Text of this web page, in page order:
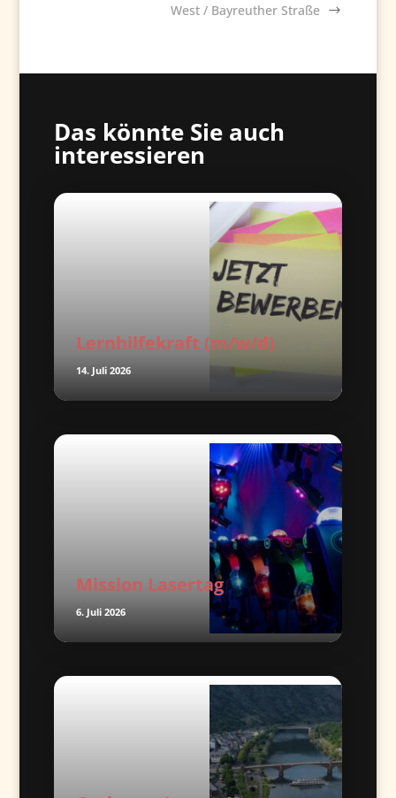
West / Bayreuther Straße
Das könnte Sie auch
interessieren
Lernhilfekraft (m/w/d)
14. Juli 2026
Mission Lasertag
6. Juli 2026